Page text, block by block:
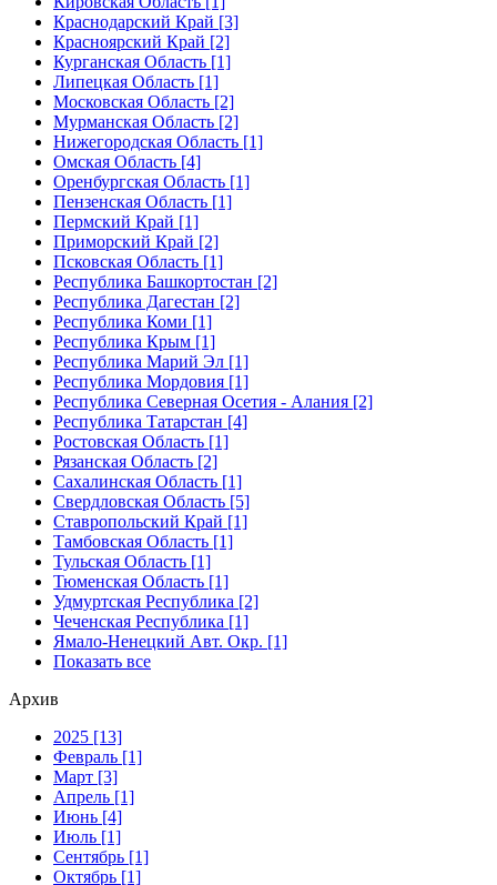
Краснодарский Край [3]
Красноярский Край [2]
Курганская Область [1]
Липецкая Область [1]
Московская Область [2]
Мурманская Область [2]
Нижегородская Область [1]
Омская Область [4]
Оренбургская Область [1]
Пензенская Область [1]
Пермский Край [1]
Приморский Край [2]
Псковская Область [1]
Республика Башкортостан [2]
Республика Дагестан [2]
Республика Коми [1]
Республика Крым [1]
Республика Марий Эл [1]
Республика Мордовия [1]
Республика Северная Осетия - Алания [2]
Республика Татарстан [4]
Ростовская Область [1]
Рязанская Область [2]
Сахалинская Область [1]
Свердловская Область [5]
Ставропольский Край [1]
Тамбовская Область [1]
Тульская Область [1]
Тюменская Область [1]
Удмуртская Республика [2]
Чеченская Республика [1]
Ямало-Ненецкий Авт. Окр. [1]
Показать все
Архив
2025 [13]
Февраль [1]
Март [3]
Апрель [1]
Июнь [4]
Июль [1]
Сентябрь [1]
Октябрь [1]